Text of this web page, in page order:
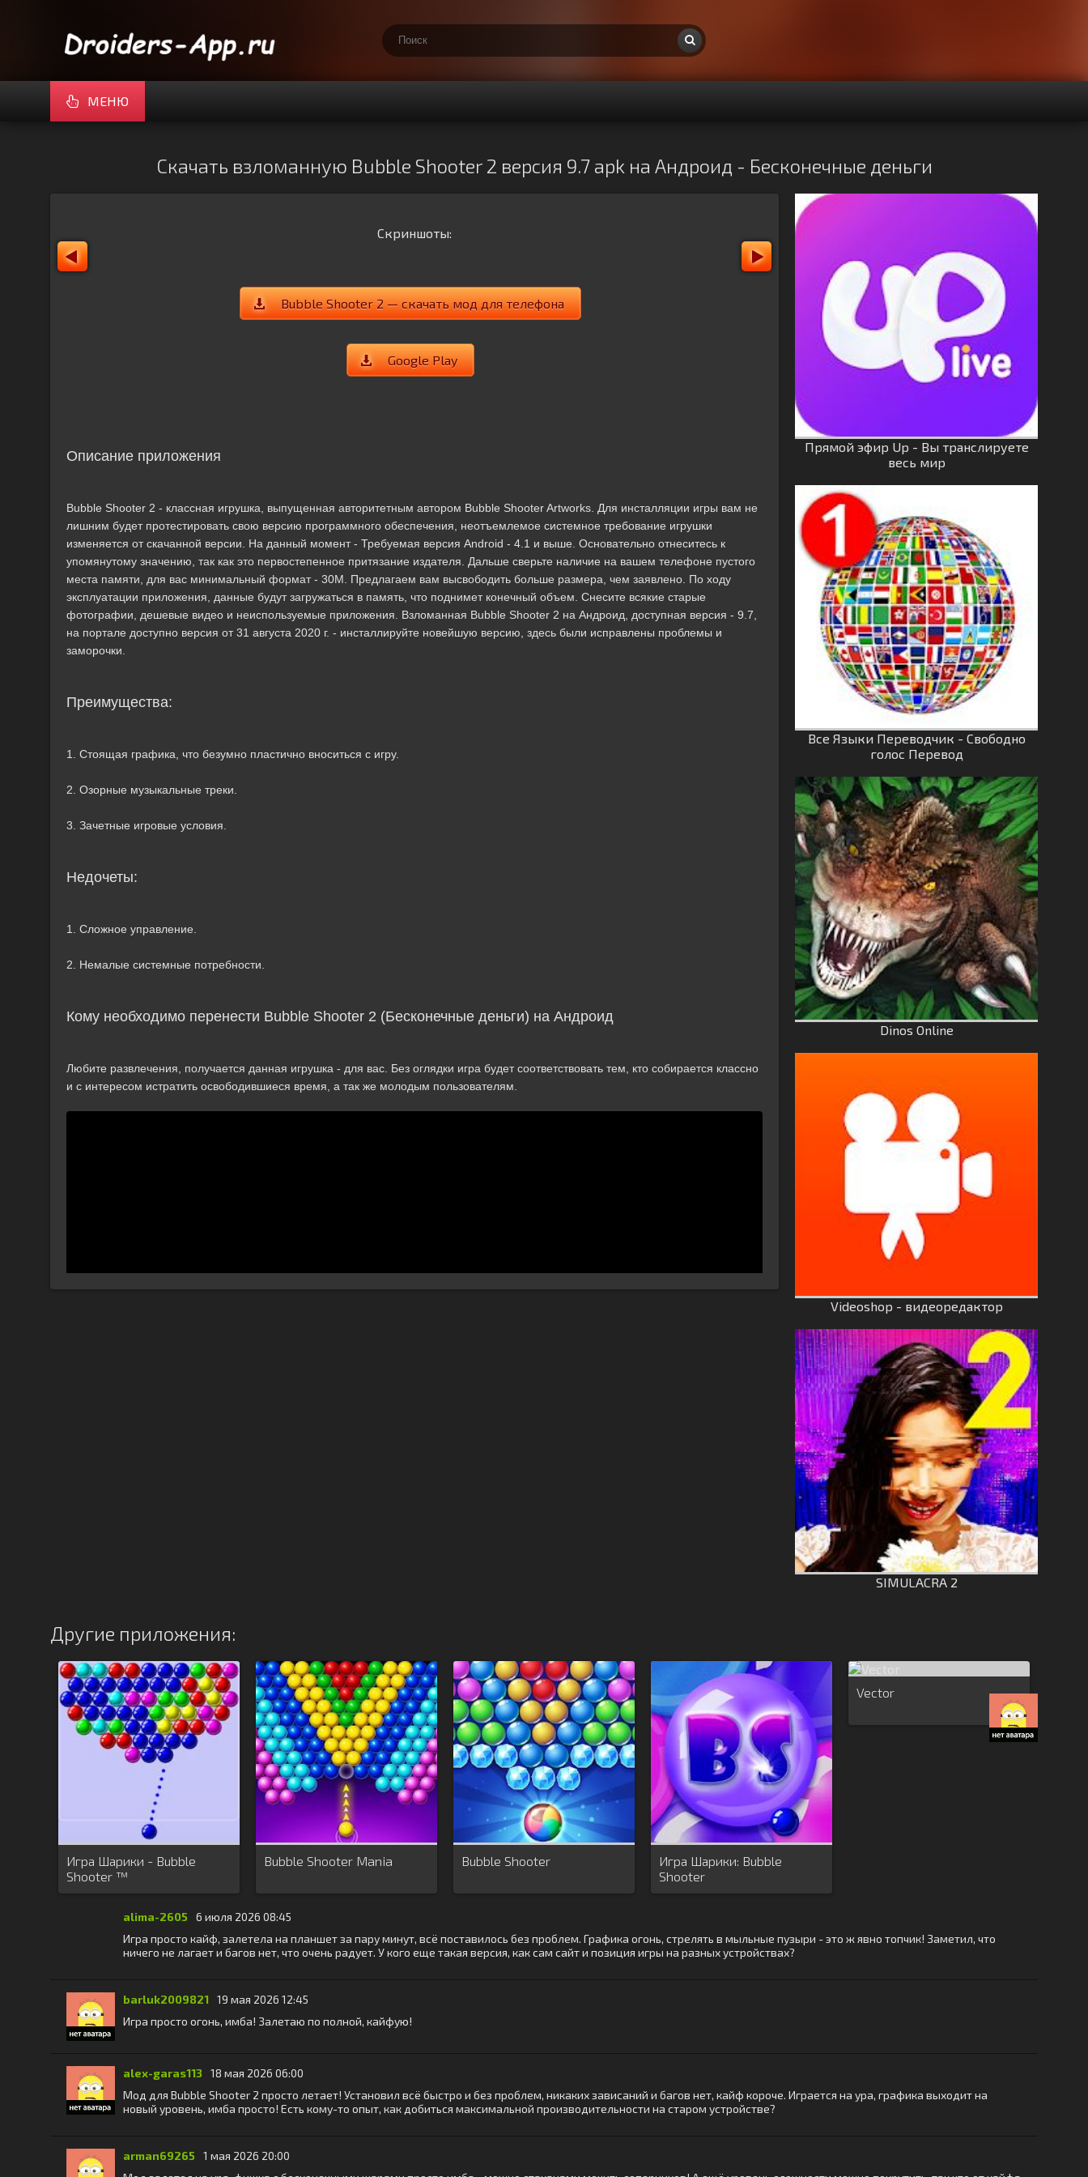
МЕНЮ
Скачать взломанную Bubble Shooter 2 версия 9.7 apk на Андроид - Бесконечные деньги
Скриншоты:
Bubble Shooter 2 — скачать мод для телефона
Google Play
Описание приложения
Bubble Shooter 2 - классная игрушка, выпущенная авторитетным автором Bubble Shooter Artworks. Для инсталляции игры вам не
лишним будет протестировать свою версию программного обеспечения, неотъемлемое системное требование игрушки
изменяется от скачанной версии. На данный момент - Требуемая версия Android - 4.1 и выше. Основательно отнеситесь к
упомянутому значению, так как это первостепенное притязание издателя. Дальше сверьте наличие на вашем телефоне пустого
места памяти, для вас минимальный формат - 30M. Предлагаем вам высвободить больше размера, чем заявлено. По ходу
эксплуатации приложения, данные будут загружаться в память, что поднимет конечный объем. Снесите всякие старые
фотографии, дешевые видео и неиспользуемые приложения. Взломанная Bubble Shooter 2 на Андроид, доступная версия - 9.7,
на портале доступно версия от 31 августа 2020 г. - инсталлируйте новейшую версию, здесь были исправлены проблемы и
заморочки.
Преимущества:
1. Стоящая графика, что безумно пластично вноситься с игру.
2. Озорные музыкальные треки.
3. Зачетные игровые условия.
Недочеты:
1. Сложное управление.
2. Немалые системные потребности.
Кому необходимо перенести Bubble Shooter 2 (Бесконечные деньги) на Андроид
Любите развлечения, получается данная игрушка - для вас. Без оглядки игра будет соответствовать тем, кто собирается классно
и с интересом истратить освободившиеся время, а так же молодым пользователям.
Прямой эфир Up - Вы транслируете
весь мир
Все Языки Переводчик - Свободно
голос Перевод
Dinos Online
Videoshop - видеоредактор
SIMULACRA 2
Другие приложения:
Игра Шарики - Bubble
Shooter ™
Bubble Shooter Mania Bubble Shooter
Игра Шарики: Bubble
Shooter
Vector
alima-2605
6 июля 2026 08:45
Игра просто кайф, залетела на планшет за пару минут, всё поставилось без проблем. Графика огонь, стрелять в мыльные пузыри - это ж явно топчик! Заметил, что
ничего не лагает и багов нет, что очень радует. У кого еще такая версия, как сам сайт и позиция игры на разных устройствах?
barluk2009821 19 мая 2026 12:45
Игра просто огонь, имба! Залетаю по полной, кайфую!
alex-garas113
18 мая 2026 06:00
Мод для Bubble Shooter 2 просто летает! Установил всё быстро и без проблем, никаких зависаний и багов нет, кайф короче. Играется на ура, графика выходит на
новый уровень, имба просто! Есть кому-то опыт, как добиться максимальной производительности на старом устройстве?
arman69265
1 мая 2026 20:00